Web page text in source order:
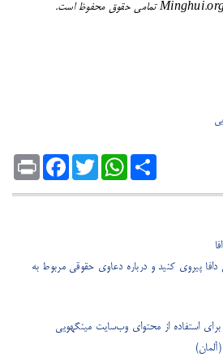
Print
FacebookTwitter
WhatsAppShare
دافا پیروی کنید و درباره دعاوی حقوقی مربوط به
برای استفاده از محتوای وب‌سایت مینگهویی